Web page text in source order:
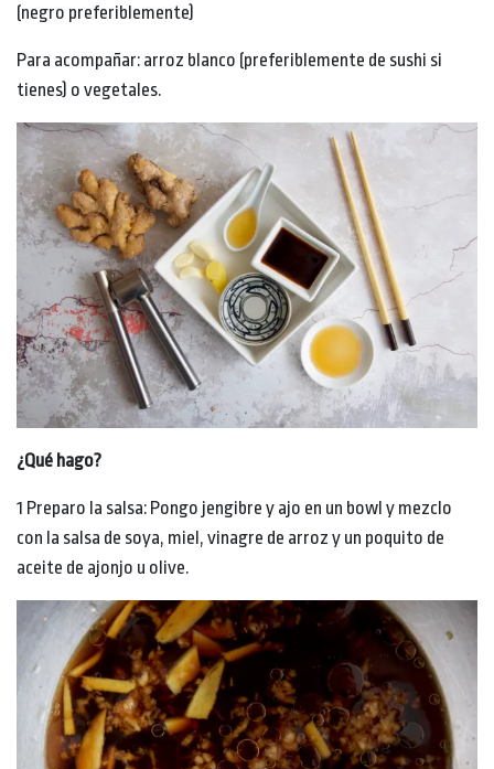
(negro preferiblemente)
Para acompañar: arroz blanco (preferiblemente de sushi si
tienes) o vegetales.
¿Qué hago?
1 Preparo la salsa: Pongo jengibre y ajo en un bowl y mezclo
con la salsa de soya, miel, vinagre de arroz y un poquito de
aceite de ajonjo u olive.